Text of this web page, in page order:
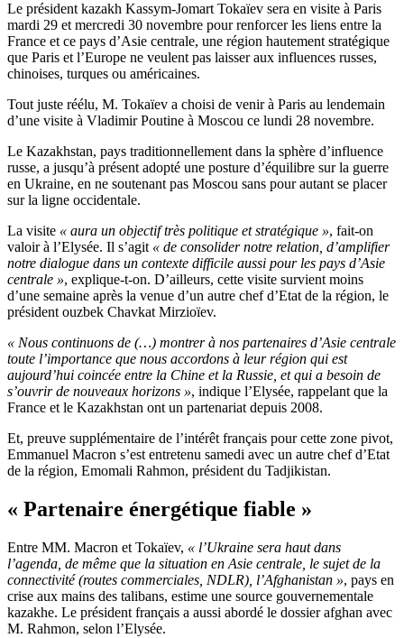
Le président kazakh Kassym-Jomart Tokaïev sera en visite à Paris
mardi 29 et mercredi 30 novembre pour renforcer les liens entre la
France et ce pays d’Asie centrale, une région hautement stratégique
que Paris et l’Europe ne veulent pas laisser aux influences russes,
chinoises, turques ou américaines.
Tout juste réélu, M. Tokaïev a choisi de venir à Paris au lendemain
d’une visite à Vladimir Poutine à Moscou ce lundi 28 novembre.
Le Kazakhstan, pays traditionnellement dans la sphère d’influence
russe, a jusqu’à présent adopté une posture d’équilibre sur la guerre
en Ukraine, en ne soutenant pas Moscou sans pour autant se placer
sur la ligne occidentale.
La visite « aura un objectif très politique et stratégique », fait-on
valoir à l’Elysée. Il s’agit « de consolider notre relation, d’amplifier
notre dialogue dans un contexte difficile aussi pour les pays d’Asie
centrale », explique-t-on. D’ailleurs, cette visite survient moins
d’une semaine après la venue d’un autre chef d’Etat de la région, le
président ouzbek Chavkat Mirzioïev.
« Nous continuons de (…) montrer à nos partenaires d’Asie centrale
toute l’importance que nous accordons à leur région qui est
aujourd’hui coincée entre la Chine et la Russie, et qui a besoin de
s’ouvrir de nouveaux horizons », indique l’Elysée, rappelant que la
France et le Kazakhstan ont un partenariat depuis 2008.
Et, preuve supplémentaire de l’intérêt français pour cette zone pivot,
Emmanuel Macron s’est entretenu samedi avec un autre chef d’Etat
de la région, Emomali Rahmon, président du Tadjikistan.
« Partenaire énergétique fiable »
Entre MM. Macron et Tokaïev, « l’Ukraine sera haut dans
l’agenda, de même que la situation en Asie centrale, le sujet de la
connectivité (routes commerciales, NDLR), l’Afghanistan », pays en
crise aux mains des talibans, estime une source gouvernementale
kazakhe. Le président français a aussi abordé le dossier afghan avec
M. Rahmon, selon l’Elysée.